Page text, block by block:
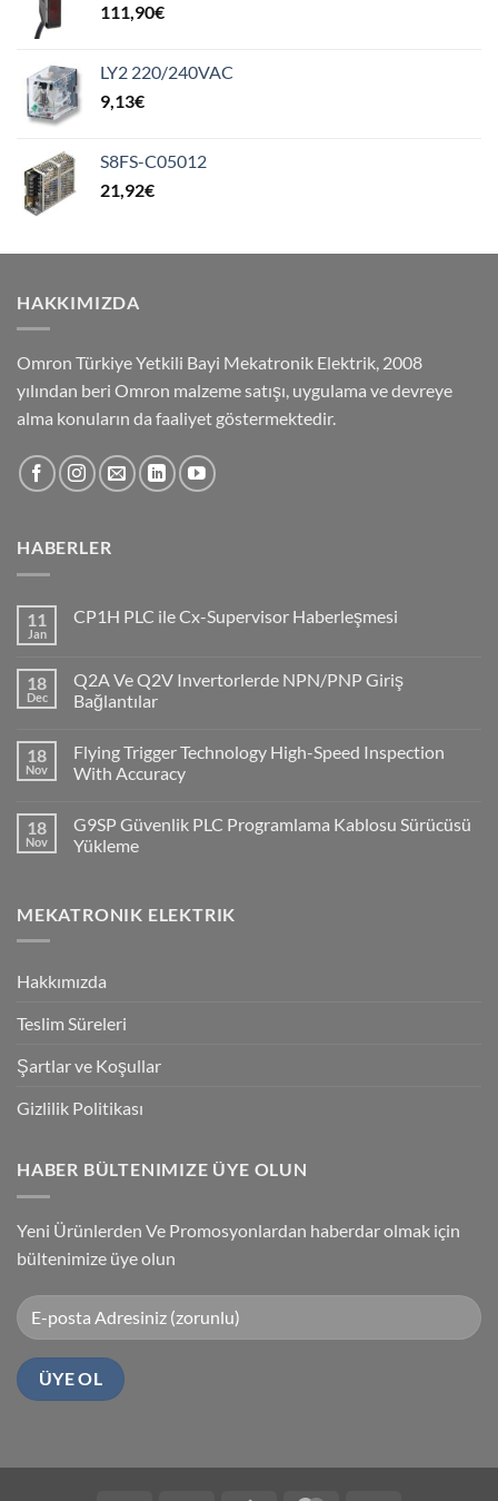
111,90€
LY2 220/240VAC
9,13€
S8FS-C05012
21,92€
HAKKIMIZDA
Omron Türkiye Yetkili Bayi Mekatronik Elektrik, 2008
yılından beri Omron malzeme satışı, uygulama ve devreye
alma konuların da faaliyet göstermektedir.
HABERLER
11
Jan
CP1H PLC ile Cx-Supervisor Haberleşmesi
CP1H
PLC
ile
Haberleşmesi
18
Dec
Q2A Ve Q2V Invertorlerde NPN/PNP Giriş
Bağlantılar
on
Q2A
Ve
NPN/PNP
Giriş
Bağlantılar
18
Nov
Flying Trigger Technology High-Speed Inspection
With Accuracy
on
Flying
Trigger
Inspection
With
18
Nov
G9SP Güvenlik PLC Programlama Kablosu Sürücüsü
Yükleme
G9SP
Güvenlik
Sürücüsü
MEKATRONIK ELEKTRIK
Hakkımızda
Teslim Süreleri
Şartlar ve Koşullar
Gizlilik Politikası
HABER BÜLTENIMIZE ÜYE OLUN
Yeni Ürünlerden Ve Promosyonlardan haberdar olmak için
bültenimize üye olun